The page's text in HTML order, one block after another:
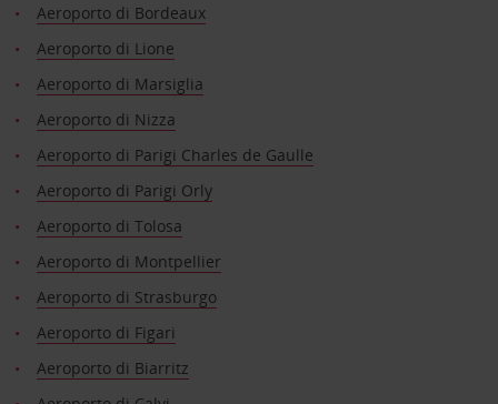
Aeroporto di Bordeaux
Aeroporto di Lione
Aeroporto di Marsiglia
Aeroporto di Nizza
Aeroporto di Parigi Charles de Gaulle
Aeroporto di Parigi Orly
Aeroporto di Tolosa
Aeroporto di Montpellier
Aeroporto di Strasburgo
Aeroporto di Figari
Aeroporto di Biarritz